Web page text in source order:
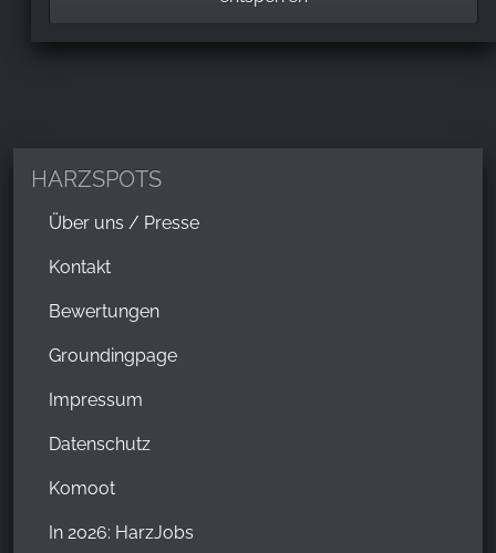
HARZSPOTS
Über uns / Presse
Kontakt
Bewertungen
Groundingpage
Impressum
Datenschutz
Komoot
In 2026: HarzJobs